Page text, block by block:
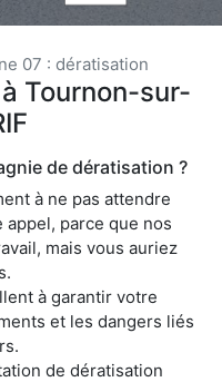
07 : dératisation
Tournon-sur-
de dératisation ?
à ne pas attendre
parce que nos
mais vous auriez
à garantir votre
et les dangers liés
de dératisation